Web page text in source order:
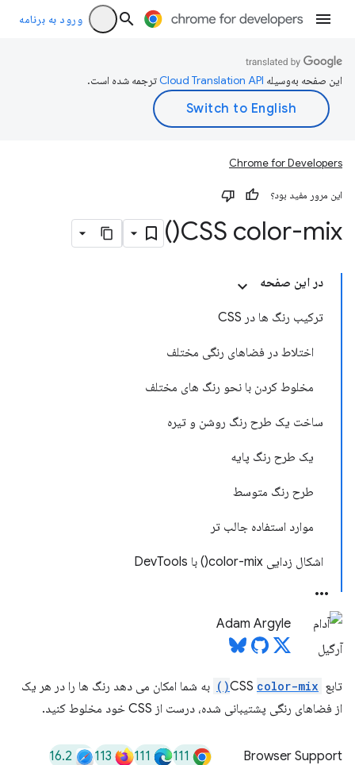
ورود به برنامه
این صفحه به‌وسیله ترجمه شده است.
Chrome for Developers
این مرور مفید بود؟
CSS color-mix(
)
در این صفحه
ترکیب رنگ ها در CSS
اختلاط در فضاهای رنگی مختلف
مخلوط کردن با نحو رنگ های مختلف
ساخت یک طرح رنگ روشن و تیره
یک طرح رنگ پایه
طرح رنگ متوسط
موارد استفاده جالب تر
اشکال زدایی color-mix() با DevTools
Adam Argyle
تابع CSS color-mix()
به شما امکان می دهد رنگ ها را در هر یک
از فضاهای رنگی پشتیبانی شده، درست از CSS خود مخلوط کنید.
Browser Support
111
111
113
16.2